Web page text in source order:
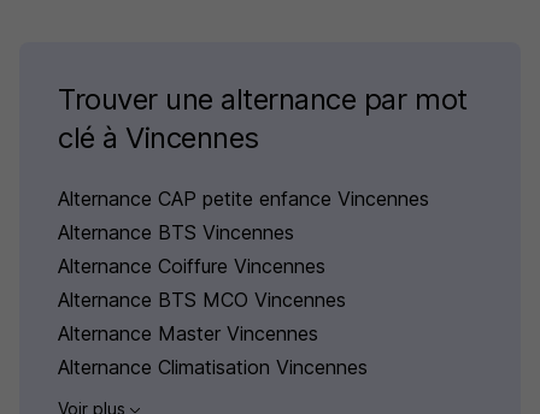
Trouver une alternance par mot
clé à Vincennes
Alternance CAP petite enfance Vincennes
Alternance BTS Vincennes
Alternance Coiffure Vincennes
Alternance BTS MCO Vincennes
Alternance Master Vincennes
Alternance Climatisation Vincennes
Voir plus